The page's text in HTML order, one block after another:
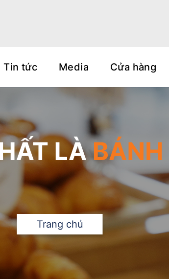
Tin tức Media Cửa hàng
Trang chủ